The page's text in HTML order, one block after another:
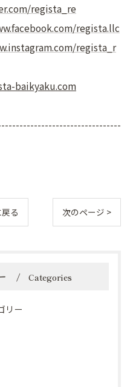
regista_re
regista.llc
regista_r
baikyaku.com
る 次のページ >
Categories
リー